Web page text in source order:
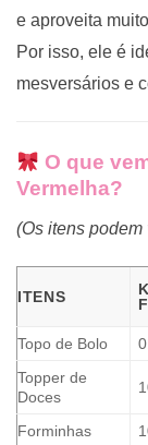
e aproveita
Por isso, ele é
mesversários e
O que
Vermelha?
(Os itens
ITENS
Topo de Bolo
Topper de
Doces
Forminhas